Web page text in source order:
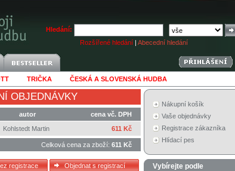
Hledání:
Rozšířené hledání | Abecední hledání
TRIČKA ČESKÁ A SLOVENSKÁ HUDBA
OBJEDNÁVKY
autor
cena vč. DPH
Kohlstedt Martin 611 Kč
Celková cena za zboží: 611 Kč
Nákupní košík
Vaše objednávky
Registrace zákazníka
Hlídací pes
Vybírejte podle